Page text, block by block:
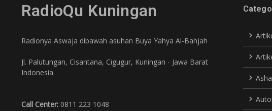
RadioQu Kuningan
Radionya Aswaja dibawah asuhan Buya Yahya Al-Bahjah
Jl. Palutungan, Cisantana, Cigugur, Kuningan - Jawa Barat
Indonesia
Call Center: 0811 223 1048